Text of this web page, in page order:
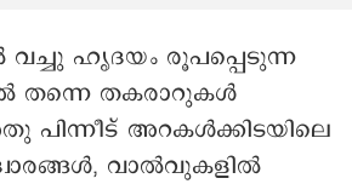
വച്ചു ഹൃദയം രൂപപ്പെടുന്ന
തന്നെ തകരാറുകള്‍
പിന്നീട് അറകൾക്കിടയിലെ
വാൽവുകളിൽ